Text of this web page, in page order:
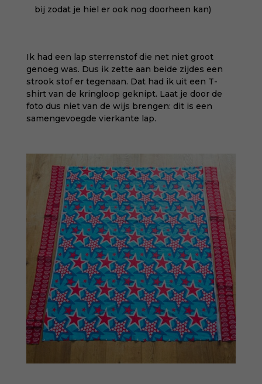
bij zodat je hiel er ook nog doorheen kan)
Ik had een lap sterrenstof die net niet groot
genoeg was. Dus ik zette aan beide zijdes een
strook stof er tegenaan. Dat had ik uit een T-
shirt van de kringloop geknipt. Laat je door de
foto dus niet van de wijs brengen: dit is een
samengevoegde vierkante lap.